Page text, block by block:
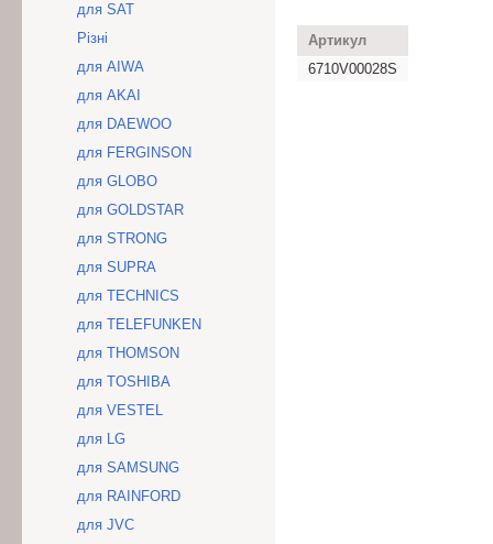
для SAT
Різні
для AIWA
для AKAI
для DAEWOO
для FERGINSON
для GLOBO
для GOLDSTAR
для STRONG
для SUPRA
для TECHNICS
для TELEFUNKEN
для THOMSON
для TOSHIBA
для VESTEL
для LG
для SAMSUNG
для RAINFORD
для JVC
Артикул
6710V00028S